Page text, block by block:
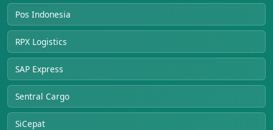
Pos Indonesia
RPX Logistics
SAP Express
Sentral Cargo
SiCepat